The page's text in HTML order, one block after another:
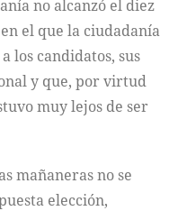
no alcanzó el diez
el que la ciudadanía
los candidatos, sus
y que, por virtud
muy lejos de ser
mañaneras no se
elección,